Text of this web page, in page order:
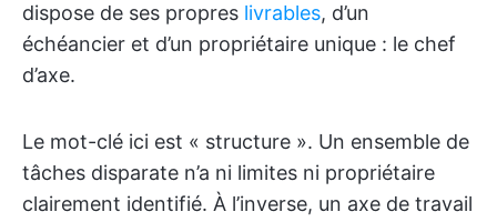
dispose de ses propres livrables, d’un
échéancier et d’un propriétaire unique : le chef
d’axe.
Le mot-clé ici est « structure ». Un ensemble de
tâches disparate n’a ni limites ni propriétaire
clairement identifié. À l’inverse, un axe de travail